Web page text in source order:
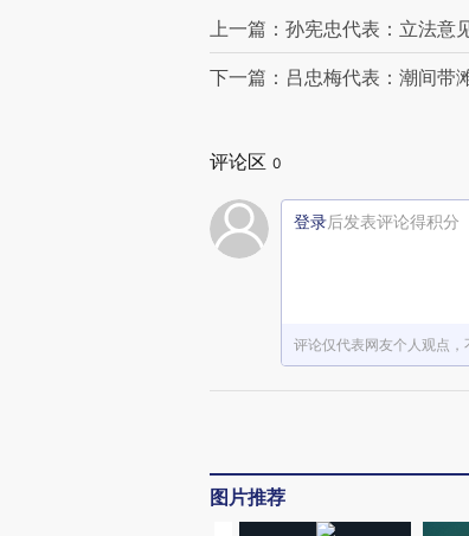
上一篇：孙宪忠代表：立法意
下一篇：吕忠梅代表：潮间带
评论区 0
登录后发表评论得积分
评论仅代表网友个人观点，
图片推荐